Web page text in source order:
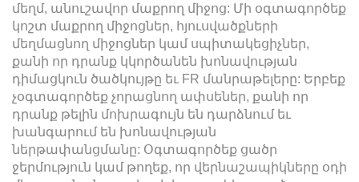
մեղմ, անուշավոր մաքրող միջոց: Մի օգտագործեք
կոշտ մաքրող միջոցներ, հյուսվածքների
մեղմացնող միջոցներ կամ սպիտակեցիչներ,
քանի որ դրանք կկործանեն խոնավության
դիմացկուն ծածկույթը եւ FR մանրաթելերը: Երբեք
չօգտագործեք չորացնող ափսեներ, քանի որ
դրանք թելին մոխրագույն են դարձնում եւ
խանգարում են խոնավության
ներթափանցմանը: Օգտագործեք ցածր
ջերմություն կամ թողեք, որ վերնաշապիկները օդի